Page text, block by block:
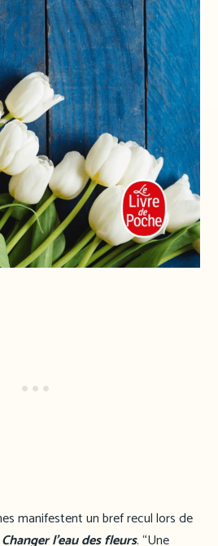
manifestent un bref recul lors de
Changer l’eau des fleurs. “Une